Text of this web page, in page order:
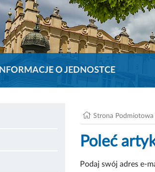
INFORMACJE O JEDNOSTCE
Strona Podmiotowa
Poleć
Podaj swój adres e-